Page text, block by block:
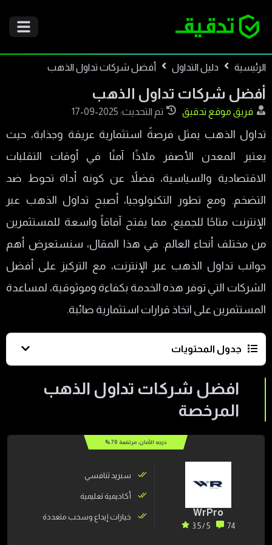
الرئيسية دليل التداول أفضل شركات تداول الذهب
أفضل شركات تداول الذهب
فريق موقع تدقيق تم التحديث: 2025-09-17
تداول الذهب يمثل فرصةً استثمارية عريقة وجذابة، حيث
يعتبر المعدن الأصفر ملاذًا آمنًا في أوقات التقلبات
الاقتصادية والسياسية، فضلاً عن كونه أداة تحوط ضد
التضخم. ومع تطور التكنولوجيا، أصبح تداول الذهب عبر
الإنترنت متاحًا للجميع، مما يفتح آفاقاً واسعة للمستثمرين
من مختلف أنحاء العالم. في هذا المقال، سنستعرض أهم
جوانب تداول الذهب عبر الإنترنت، مع التركيز على أفضل
الشركات التي توفر هذه الخدمة بكفاءة وموثوقية، لمساعدة
المستثمرين على اتخاذ قرارات استثمارية صائبة.
جدول المحتويات
افضل شركات تداول الذهب المرخصة
ميزات وعيوب افضل شركات تداول الذهب
أفضل منصة تداول الذهب
أفضل تطبيق لتداول الذهب
كيفية اختيار أفضل منصة أو شركة لتداول الذهب؟
اختيار شركة تداول ذهب موثوقه
افضل شركات تداول الذهب
المرخصة
درجه الأمان: مرتفعة 70
%
WrPro
74
5 / 3.5
سبريد تنافسي
أكاديمية تعليمية
خيارات إيداع وسحب متعددة